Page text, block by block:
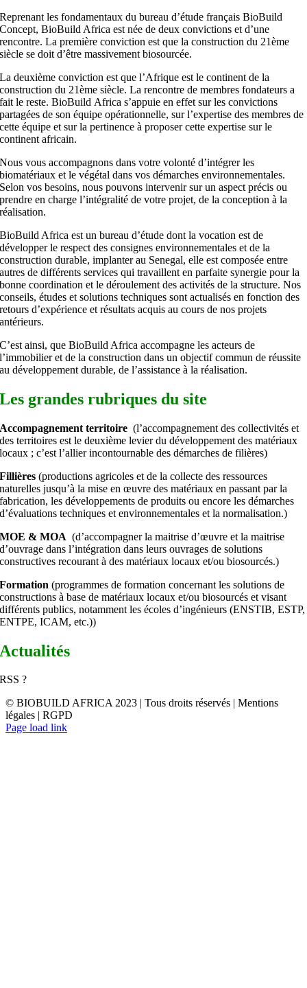
Reprenant les fondamentaux du bureau d’étude français BioBuild
Concept, BioBuild Africa est née de deux convictions et d’une
rencontre.​ La première conviction est que la construction du 21ème
siècle se doit d’être massivement biosourcée.
La deuxième conviction est que l’Afrique est le continent de la
construction du 21ème siècle. ​La rencontre de membres fondateurs a
fait le reste. BioBuild Africa s’appuie en effet sur les convictions
partagées de son équipe opérationnelle, ​sur l’expertise des membres de
cette équipe et sur la pertinence à proposer cette expertise ​sur le
continent africain.
Nous vous accompagnons dans votre volonté d’intégrer les
biomatériaux et le végétal dans vos démarches environnementales.
Selon vos besoins, nous pouvons intervenir sur un aspect précis ou
prendre en charge l’intégralité de votre projet, de la conception à la
réalisation.
BioBuild Africa est un bureau d’étude dont la vocation est de
développer le respect des consignes environnementales et dela
construction durable, implanter au Senegal, elle estcomposée entre
autres de différents services qui travaillent enparfaite synergie pour la
bonne coordination et le déroulementdes activités de la structure. Nos
conseils, études et solutionstechniques sont actualisés en fonction des
retoursd’expérience et résultats acquis au cours de nos projets
antérieurs.
C’est ainsi, que BioBuild Africa accompagne les acteurs de
l’immobilier et de la construction dans un objectif commun deréussite
au développement durable, de l’assistance à laréalisation.
Les grandes rubriques du site
Accompagnement territoire (l’accompagnement des collectivités et
des territoires est le deuxième levier du développement des matériaux
locaux ; c’est l’allier incontournable des démarches de filières)
Fillières (productions agricoles et de la collecte des ressources
naturelles jusqu’à la mise en œuvre des matériaux en passant par la
fabrication, les développements de produits ou encore les démarches
d’évaluations techniques et environnementales et la normalisation.)
MOE & MOA (d’accompagner la maitrise d’œuvre et la maitrise
d’ouvrage dans l’intégration dans leurs ouvrages de solutions
constructives recourant à des matériaux locaux et/ou biosourcés.)
Formation (programmes de formation concernant les solutions de
constructions à base de matériaux locaux et/ou biosourcés et visant
différents publics, notamment les écoles d’ingénieurs (ENSTIB, ESTP,
ENTPE, ICAM, etc.))
Actualités
RSS ?
© BIOBUILD AFRICA 2023 | Tous droits réservés | Mentions
légales | RGPD
Page load link